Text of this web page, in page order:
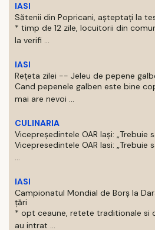
IASI
Sătenii din Popricani, așteptați la
* timp de 12 zile, locuitorii din
la verifi ...
IASI
Rețeta zilei -- Jeleu de pepene
Cand pepenele galben este bine
mai are nevoi ...
CULINARIA
Vicepreședintele OAR Iași: „Trebuie
Vicepresedintele OAR Iasi:
...
IASI
Campionatul Mondial de Borș la
țări
* opt ceaune, retete traditionale si
au intrat ...